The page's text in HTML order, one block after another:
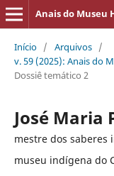
Anais do Museu
Início / Arquivos /
v. 59 (2025): Anais do
Dossiê temático 2
José Maria
mestre dos
museu indígena do